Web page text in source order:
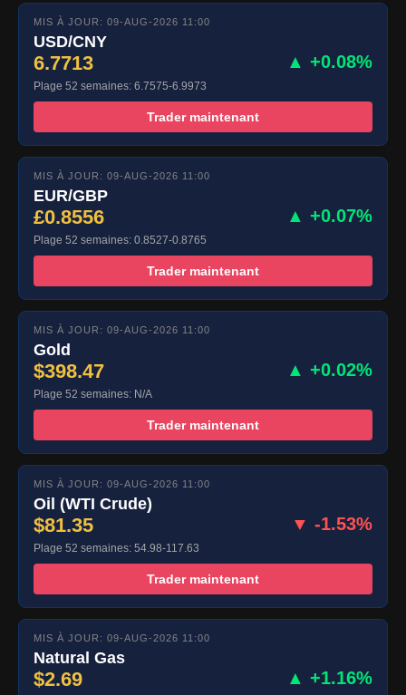
MIS À JOUR: 09-AUG-2026 11:00
USD/CNY
6.7713 ▲ +0.08%
Plage 52 semaines: 6.7575-6.9973
Trader maintenant
MIS À JOUR: 09-AUG-2026 11:00
EUR/GBP
£0.8556 ▲ +0.07%
Plage 52 semaines: 0.8527-0.8765
Trader maintenant
MIS À JOUR: 09-AUG-2026 11:00
Gold
$398.47 ▲ +0.02%
Plage 52 semaines: N/A
Trader maintenant
MIS À JOUR: 09-AUG-2026 11:00
Oil (WTI Crude)
$81.35 ▼ -1.53%
Plage 52 semaines: 54.98-117.63
Trader maintenant
MIS À JOUR: 09-AUG-2026 11:00
Natural Gas
$2.69 ▲ +1.16%